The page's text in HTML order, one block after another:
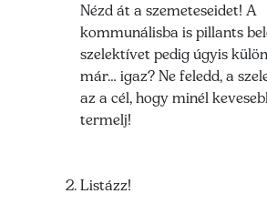
Nézd át a szemeteseidet! A
kommunálisba is pillants
szelektívet pedig úgyis
már… igaz? Ne feledd, a
az a cél, hogy minél
termelj!
Listázz!